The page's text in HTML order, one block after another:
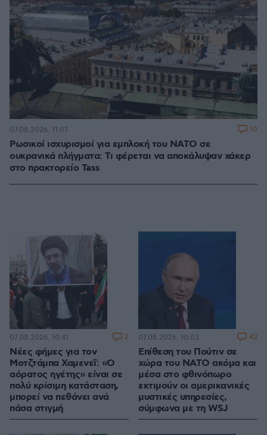
Ρωσικοί ισχυρισμοί για εμπλοκή του ΝΑΤΟ σε
ουκρανικά πλήγματα: Τι φέρεται να αποκάλυψαν χάκερ
στο πρακτορείο Tass
07.08.2026, 11:07 10
Νέες φήμες για τον
Μοτζτάμπα Χαμενεΐ: «Ο
αόρατος ηγέτης» είναι σε
πολύ κρίσιμη κατάσταση,
μπορεί να πεθάνει ανά
πάσα στιγμή
07.08.2026, 10:41 2
Επίθεση του Πούτιν σε
χώρα του ΝΑΤΟ ακόμα και
μέσα στο φθινόπωρο
εκτιμούν οι αμερικανικές
μυστικές υπηρεσίες,
σύμφωνα με τη WSJ
07.08.2026, 10:03 43